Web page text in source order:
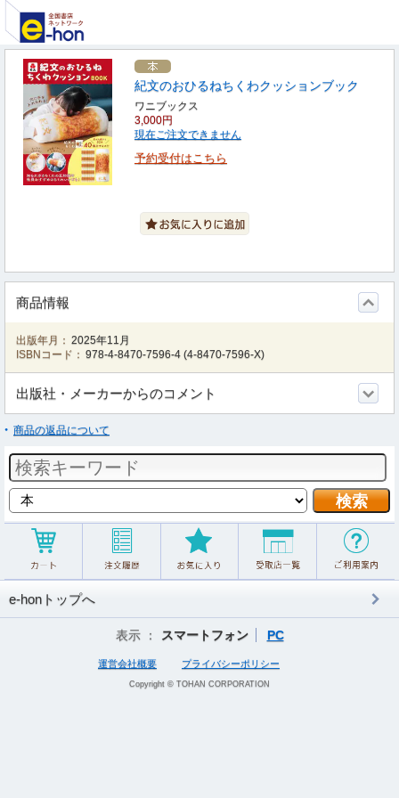
紀文のおひるねちくわクッションブック
ワニブックス
3,000円
現在ご注文できません
予約受付はこちら
商品情報
出版年月： 2025年11月
ISBNコード： 978-4-8470-7596-4 (4-8470-7596-X)
出版社・メーカーからのコメント
商品の返品について
e-honトップへ
表示 ： スマートフォン PC
運営会社概要 プライバシーポリシー
Copyright © TOHAN CORPORATION